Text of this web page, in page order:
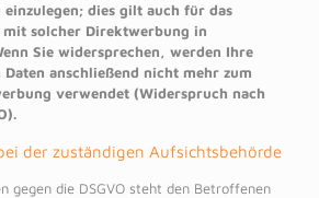
dies gilt auch für das
solcher Direktwerbung in
Sie widersprechen, werden Ihre
Daten anschließend nicht mehr zum
verwendet (Widerspruch nach
der zuständigen Aufsichtsbehörde
gegen die DSGVO steht den Betroffenen